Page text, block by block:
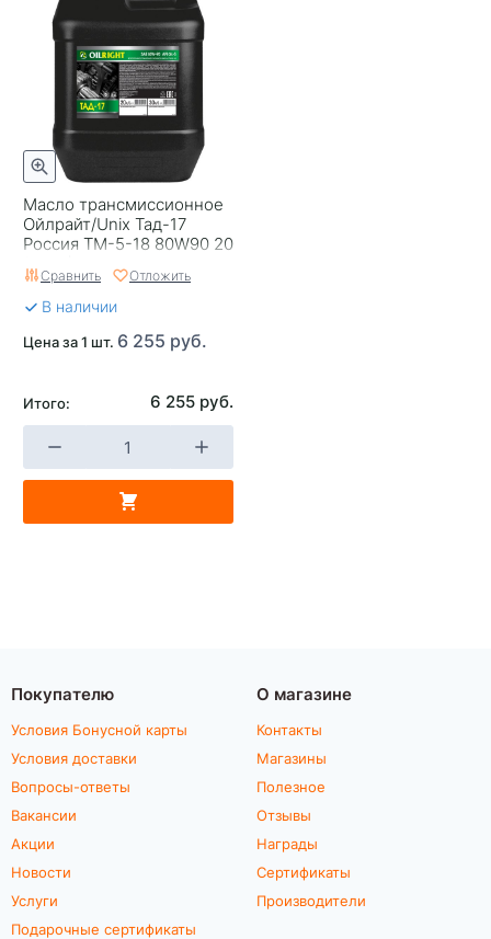
Масло трансмиссионное
Ойлрайт/Unix Тад-17
Россия ТМ-5-18 80W90 20
(2543)
Сравнить Отложить
В наличии
Цена за 1 шт. 6 255 руб.
Итого: 6 255 руб.
Покупателю
Условия Бонусной карты
Условия доставки
Вопросы-ответы
Вакансии
Акции
Новости
Услуги
Подарочные сертификаты
О магазине
Контакты
Магазины
Полезное
Отзывы
Награды
Сертификаты
Производители